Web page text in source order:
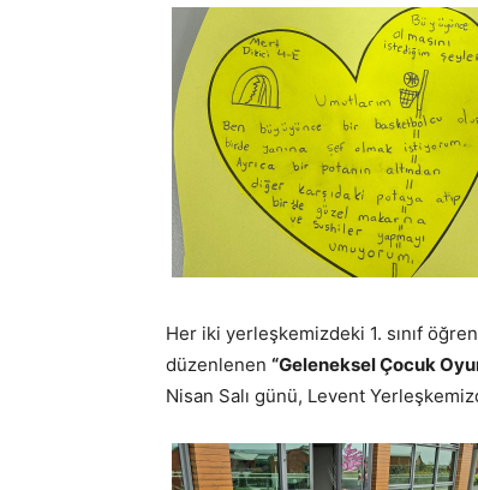
Her iki yerleşkemizdeki 1. sınıf
düzenlenen “Geleneksel Çocuk
Nisan Salı günü, Levent